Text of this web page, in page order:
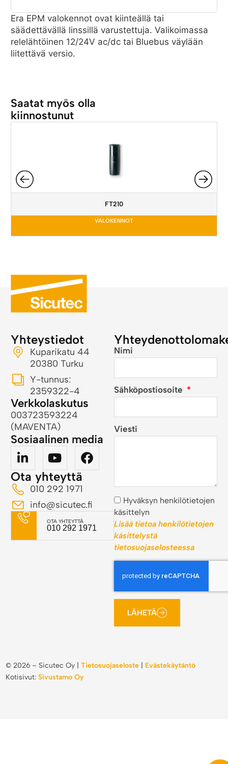
Era EPM valokennot ovat kiinteällä tai
säädettävällä linssillä varustettuja. Valikoimassa
relelähtöinen 12/24V ac/dc tai Bluebus väylään
liitettävä versio.
Saatat myös olla
kiinnostunut
FT210
VALOKENNOT
Yhteystiedot
Kuparikatu 44
20380 Turku
Y-tunnus:
2359322-4
Verkkolaskutus
003723593224
(MAVENTA)
Sosiaalinen media
Ota yhteyttä
010 292 1971
info@sicutec.fi
OTA YHTEYTTÄ
010 292 1971
Nimi
Sähköpostiosoite
Viesti
Hyväksyn henkilötietojen
käsittelyn
Lisää tietoa henkilötietojen
käsittelystä
tietosuojaselosteessa
LÄHETÄ
©2026 – Sicutec Oy |Tietosuojaseloste
Evästekäytäntö
Kotisivut:Sivustamo Oy